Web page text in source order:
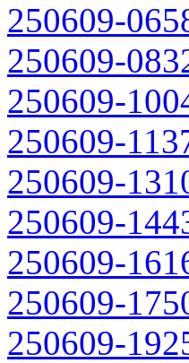
250609-
250609-
250609-
250609-
250609-
250609-
250609-
250609-
250609-